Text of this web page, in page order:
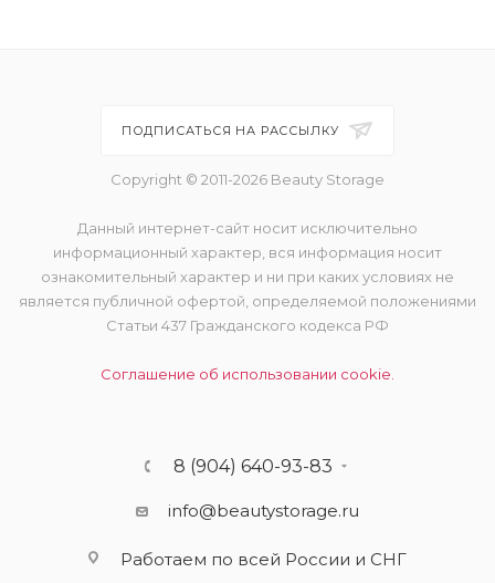
ПОДПИСАТЬСЯ НА РАССЫЛКУ
Copyright © 2011-2026 Beauty Storage
Данный интернет-сайт носит исключительно
информационный характер, вся информация носит
ознакомительный характер и ни при каких условиях не
является публичной офертой, определяемой положениями
Статьи 437 Гражданского кодекса РФ
Соглашение об использовании cookie.
8 (904) 640-93-83
info@beautystorage.ru
Работаем по всей России и СНГ